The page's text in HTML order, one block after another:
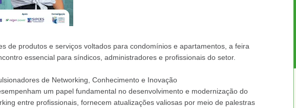
de produtos e serviços voltados para condomínios e apartamentos, a feira
essencial para síndicos, administradores e profissionais do setor.
de Networking, Conhecimento e Inovação
um papel fundamental no desenvolvimento e modernização do
entre profissionais, fornecem atualizações valiosas por meio de palestras